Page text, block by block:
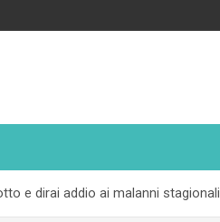
e dirai addio ai malanni stagionali